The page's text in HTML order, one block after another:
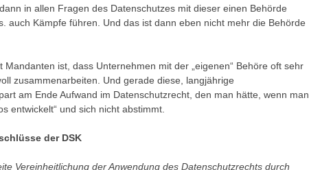
in allen Fragen des Datenschutzes mit dieser einen Behörde
auch Kämpfe führen. Und das ist dann eben nicht mehr die Behörde
Mandanten ist, dass Unternehmen mit der „eigenen“ Behöre oft sehr
zusammenarbeiten. Und gerade diese, langjährige
am Ende Aufwand im Datenschutzrecht, den man hätte, wenn man
entwickelt“ und sich nicht abstimmt.
der DSK
Vereinheitlichung der Anwendung des Datenschutzrechts durch